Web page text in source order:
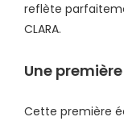
reflète
CLARA.
Une
Cette première